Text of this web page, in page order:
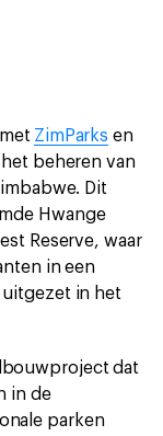
ZimParks en
beheren van
Dit
Hwange
Reserve, waar
in een
in het
dat
in de
parken